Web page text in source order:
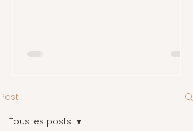
Post
Tous les posts